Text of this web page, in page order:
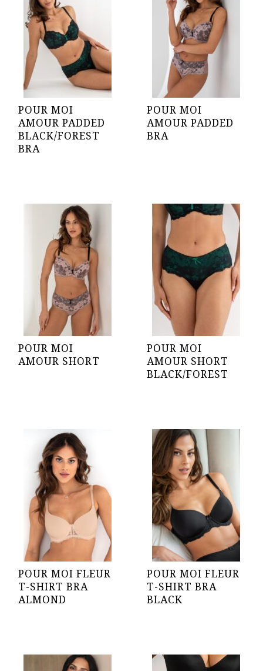
POUR MOI
AMOUR PADDED
BLACK/FOREST
BRA
POUR MOI
AMOUR PADDED
BRA
POUR MOI
AMOUR SHORT
POUR MOI
AMOUR SHORT
BLACK/FOREST
POUR MOI FLEUR
T-SHIRT BRA
ALMOND
POUR MOI FLEUR
T-SHIRT BRA
BLACK